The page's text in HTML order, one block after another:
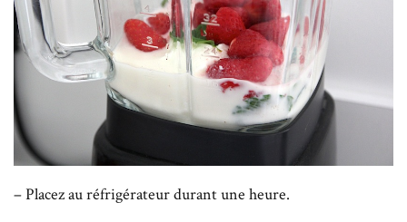
– Placez au réfrigérateur durant une heure.